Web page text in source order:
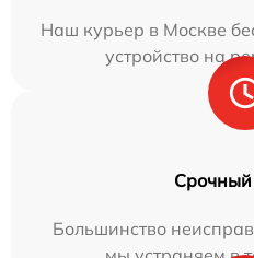
Наш курьер в Москве
устройство на
Срочный
Большинство